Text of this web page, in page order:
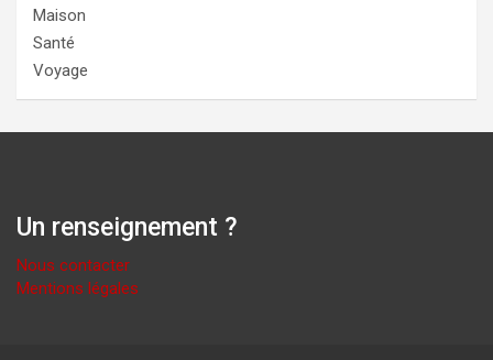
Maison
Santé
Voyage
Un renseignement ?
Nous contacter
Mentions légales